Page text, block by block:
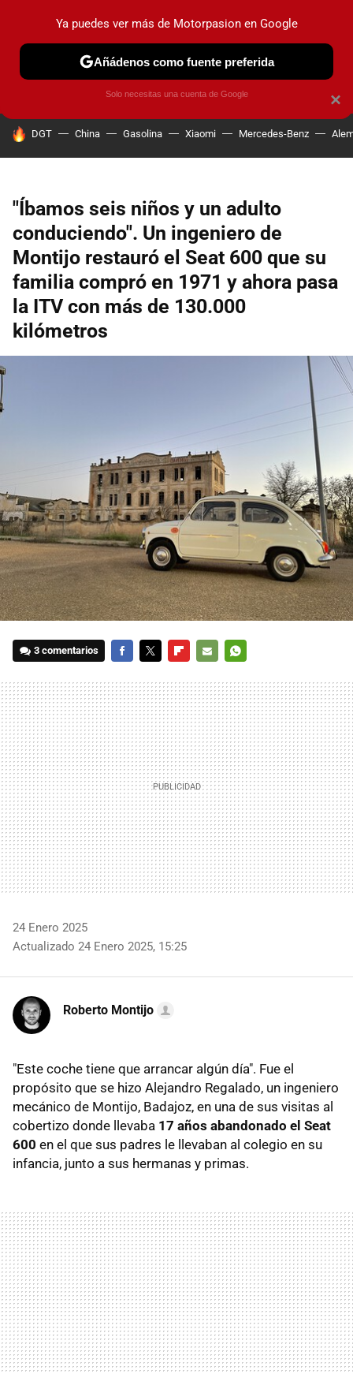
PRUEBAS COCHES ELÉCTRICOS OBSERVATORIO
HOY SE HABLA DE
DGT China Gasolina Xiaomi Mercedes-Benz
"Íbamos seis niños y un adulto
conduciendo". Un ingeniero de
Montijo restauró el Seat 600 que su
familia compró en 1971 y ahora pasa
la ITV con más de 130.000
kilómetros
3 comentarios
MAIL
24 Enero 2025
Actualizado 24 Enero 2025, 15:25
Roberto Montijo
"Este coche tiene que arrancar algún día". Fue el
propósito que se hizo Alejandro Regalado, un ingeniero
mecánico de Montijo, Badajoz, en una de sus visitas al
cobertizo donde llevaba 17 años abandonado el Seat
600 en el que sus padres le llevaban al colegio en su
infancia, junto a sus hermanas y primas.
×
Ya puedes ver más de Motorpasion en Google
Añádenos como fuente preferida
Solo necesitas una cuenta de Google